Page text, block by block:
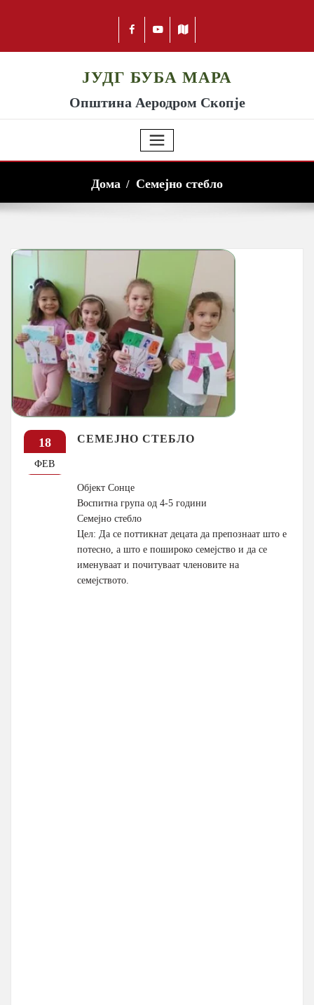
ЈУДГ БУБА МАРА
Општина Аеродром Скопје
Дома Семејно стебло
18
ФЕВ
СЕМЕЈНО СТЕБЛО
Објект Сонце
Воспитна група од 4-5 години
Семејно стебло
Цел: Да се поттикнат децата да препознаат што е
потесно, а што е пошироко семејство и да се
именуваат и почитуваат членовите на
семејството.